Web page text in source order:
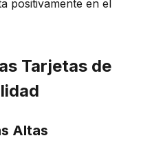
positivamente en el
Tarjetas de
Altas